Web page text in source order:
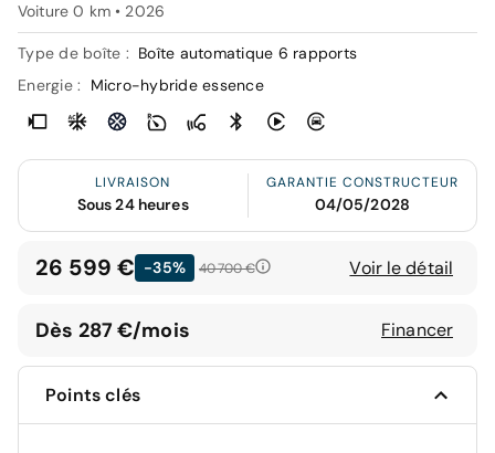
Voiture 0 km • 2026
Type de boîte : Boîte automatique 6 rapports
Energie :
Micro-hybride essence
LIVRAISON
Sous 24 heures
GARANTIE CONSTRUCTEUR
04/05/2028
26 599 € -35% 40 700 € Voir le détail
Dès 287 €/mois Financer
Points clés